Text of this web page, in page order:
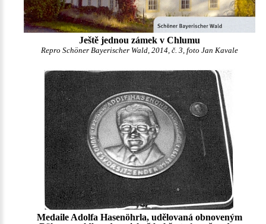
Ještě jednou zámek v Chlumu
Repro Schöner Bayerischer Wald, 2014, č. 3, foto Jan Kavale
Medaile Adolfa Hasenöhrla, udělovaná obnoveným